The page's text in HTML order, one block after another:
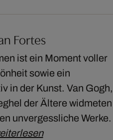
Fortes
ist ein Moment voller
sowie ein
in der Kunst. Van Gogh,
der Ältere widmeten
unvergessliche Werke.